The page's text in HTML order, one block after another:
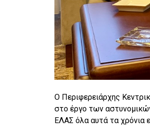
Ο Περιφερειάρχης
στο έργο των
ΕΛΑΣ όλα αυτά τα χρόνια